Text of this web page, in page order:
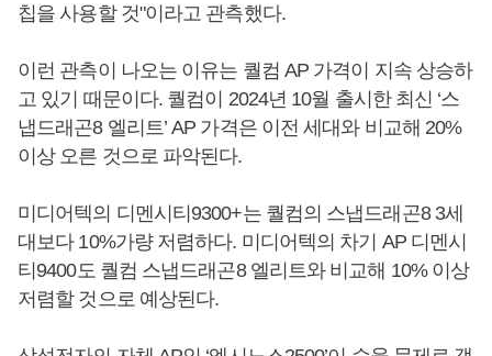
칩을 사용할 것"이라고 관측했다.
이런 관측이 나오는 이유는 퀄컴 AP 가격이 지속 상승하
고 있기 때문이다. 퀄컴이 2024년 10월 출시한 최신 ‘스
냅드래곤8 엘리트’ AP 가격은 이전 세대와 비교해 20%
이상 오른 것으로 파악된다.
미디어텍의 디멘시티9300+는 퀄컴의 스냅드래곤8 3세
대보다 10%가량 저렴하다. 미디어텍의 차기 AP 디멘시
티9400도 퀄컴 스냅드래곤8 엘리트와 비교해 10% 이상
저렴할 것으로 예상된다.